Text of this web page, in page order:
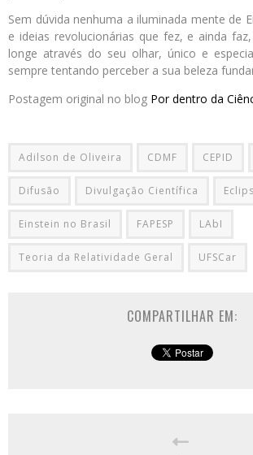
Sem dúvida nenhuma a iluminada mente de
e ideias revolucionárias que fez, e ainda
longe através do seu olhar, único e
sempre tentando perceber a sua beleza
Postagem original no blog Por dentro da
Adilson de Oliveira CDMF CEPID
Difusão Divulgação Científica
Einstein no Brasil FAPESP LAbI
Teoria da Relatividade Geral UFSCar
COMPARTILHAR EM: